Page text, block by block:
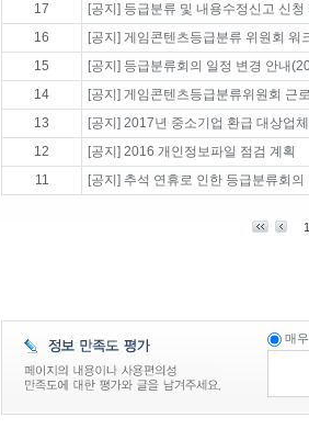
17
[공지] 등급분류 및 내용수정신고 신청
16
[공지] 게임콘텐츠등급분류 위원회 워
15
[공지] 등급분류회의 일정 변경 안내
14
[공지] 게임콘텐츠등급분류위원회 근
13
[공지] 2017년 중소기업 환급 대상업
12
[공지] 2016 개인정보파일 점검 계획
11
[공지] 추석 연휴로 인한 등급분류회의
1
매